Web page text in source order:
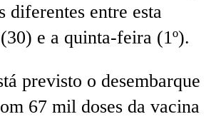
diferentes entre esta
e a quinta-feira (1º).
previsto o desembarque
67 mil doses da vacina